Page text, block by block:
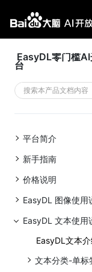
EasyDL零门槛
台
平台简介
新手指南
价格说明
EasyDL 图像使用
EasyDL 文本使用
EasyDL文本
文本分类-单标